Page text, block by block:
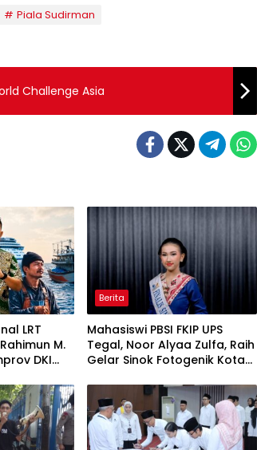
Piala Sudirman
Challenge Asia
LRT
M.
DKI
Berita
Mahasiswi PBSI FKIP UPS
Tegal, Noor Alyaa Zulfa, Raih
Gelar Sinok Fotogenik Kota